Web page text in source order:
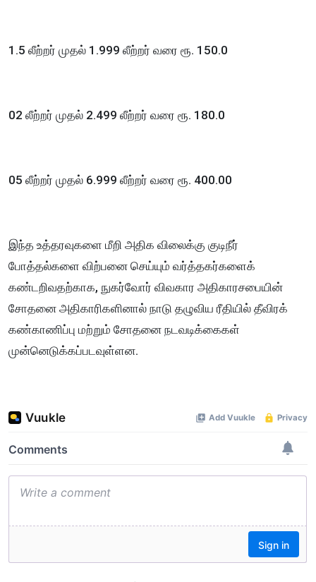
1.5 லீற்றர் முதல் 1.999 லீற்றர் வரை ரூ. 150.0
02 லீற்றர் முதல் 2.499 லீற்றர் வரை ரூ. 180.0
05 லீற்றர் முதல் 6.999 லீற்றர் வரை ரூ. 400.00
இந்த உத்தரவுகளை மீறி அதிக விலைக்கு குடிநீர்
போத்தல்களை விற்பனை செய்யும் வர்த்தகர்களைக்
கண்டறிவதற்காக, நுகர்வோர் விவகார அதிகாரசபையின்
சோதனை அதிகாரிகளினால் நாடு தழுவிய ரீதியில் தீவிரக்
கண்காணிப்பு மற்றும் சோதனை நடவடிக்கைகள்
முன்னெடுக்கப்படவுள்ளன.